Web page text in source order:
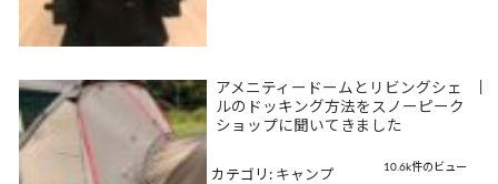
アメニティードームとリビングシェ
ルのドッキング方法をスノーピーク
ショップに聞いてきました
10.6k件のビュー
カテゴリ: キャンプ